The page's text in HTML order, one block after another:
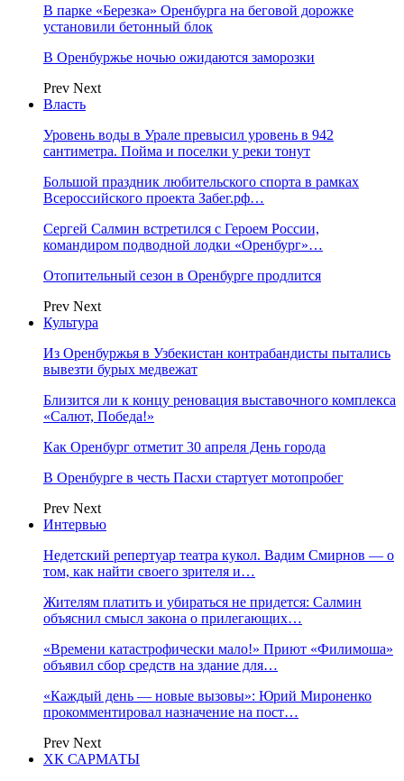
В парке «Березка» Оренбурга на беговой дорожке
установили бетонный блок
В Оренбуржье ночью ожидаются заморозки
Prev Next
Власть
Уровень воды в Урале превысил уровень в 942
сантиметра. Пойма и поселки у реки тонут
Большой праздник любительского спорта в рамках
Всероссийского проекта Забег.рф…
Сергей Салмин встретился с Героем России,
командиром подводной лодки «Оренбург»…
Отопительный сезон в Оренбурге продлится
Prev Next
Культура
Из Оренбуржья в Узбекистан контрабандисты пытались
вывезти бурых медвежат
Близится ли к концу реновация выставочного комплекса
«Салют, Победа!»
Как Оренбург отметит 30 апреля День города
В Оренбурге в честь Пасхи стартует мотопробег
Prev Next
Интервью
Недетский репертуар театра кукол. Вадим Смирнов — о
том, как найти своего зрителя и…
Жителям платить и убираться не придется: Салмин
объяснил смысл закона о прилегающих…
«Времени катастрофически мало!» Приют «Филимоша»
объявил сбор средств на здание для…
«Каждый день — новые вызовы»: Юрий Мироненко
прокомментировал назначение на пост…
Prev Next
ХК САРМАТЫ